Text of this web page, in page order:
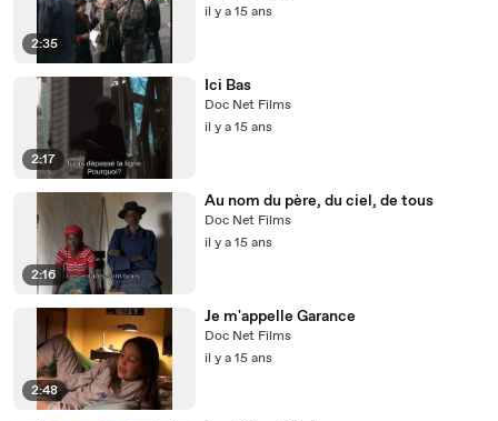
2:35
il y a 15 ans
2:17
Ici Bas
Doc Net Films
il y a 15 ans
2:16
Au nom du père, du ciel, de tous
Doc Net Films
il y a 15 ans
2:48
Je m'appelle Garance
Doc Net Films
il y a 15 ans